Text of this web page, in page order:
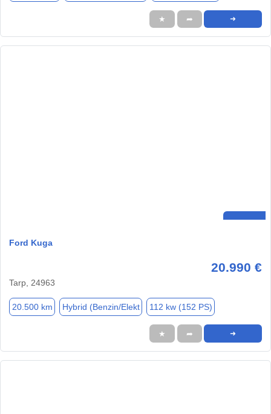
★ ➦ ➜
Ford Kuga
20.990 €
Tarp, 24963
20.500 km Hybrid (Benzin/Elekt 112 kw (152 PS)
★ ➦ ➜